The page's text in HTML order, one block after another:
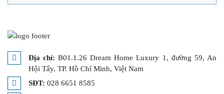
Địa chỉ:B01.1.26 Dream Home Luxury 1, đường 59, An
Hội Tây, TP. Hồ Chí Minh, Việt Nam
SĐT: 028 6651 8585